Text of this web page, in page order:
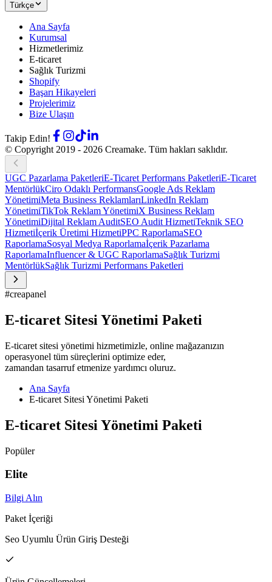
Türkçe
Ana Sayfa
Kurumsal
Hizmetlerimiz
E-ticaret
Sağlık Turizmi
Shopify
Başarı Hikayeleri
Projelerimiz
Bize Ulaşın
Takip Edin!
© Copyright 2019 - 2026 Creamake. Tüm hakları saklıdır.
UGC Pazarlama PaketleriE-Ticaret Performans PaketleriE-Ticaret
MentörlükCiro Odaklı PerformansGoogle Ads Reklam
YönetimiMeta Business ReklamlarıLinkedIn Reklam
YönetimiTikTok Reklam YönetimiX Business Reklam
YönetimiDijital Reklam AuditSEO Audit HizmetiTeknik SEO
Hizmetiİçerik Üretimi HizmetiPPC RaporlamaSEO
RaporlamaSosyal Medya Raporlamaİçerik Pazarlama
RaporlamaInfluencer & UGC RaporlamaSağlık Turizmi
MentörlükSağlık Turizmi Performans Paketleri
#creapanel
E-ticaret Sitesi Yönetimi Paketi
E-ticaret sitesi yönetimi hizmetimizle, online mağazanızın
operasyonel tüm süreçlerini optimize eder,
zamandan tasarruf etmenize yardımcı oluruz.
Ana Sayfa
E-ticaret Sitesi Yönetimi Paketi
E-ticaret Sitesi Yönetimi Paketi
Popüler
Elite
Bilgi Alın
Paket İçeriği
Seo Uyumlu Ürün Giriş Desteği